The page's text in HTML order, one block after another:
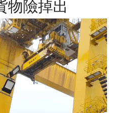
物險掉出